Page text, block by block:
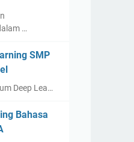
…
SMP
Deep Lea…
Bahasa